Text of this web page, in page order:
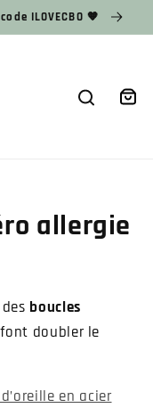
ILOVECBO 🧡
Panier
allergie
boucles
doubler le
en acier